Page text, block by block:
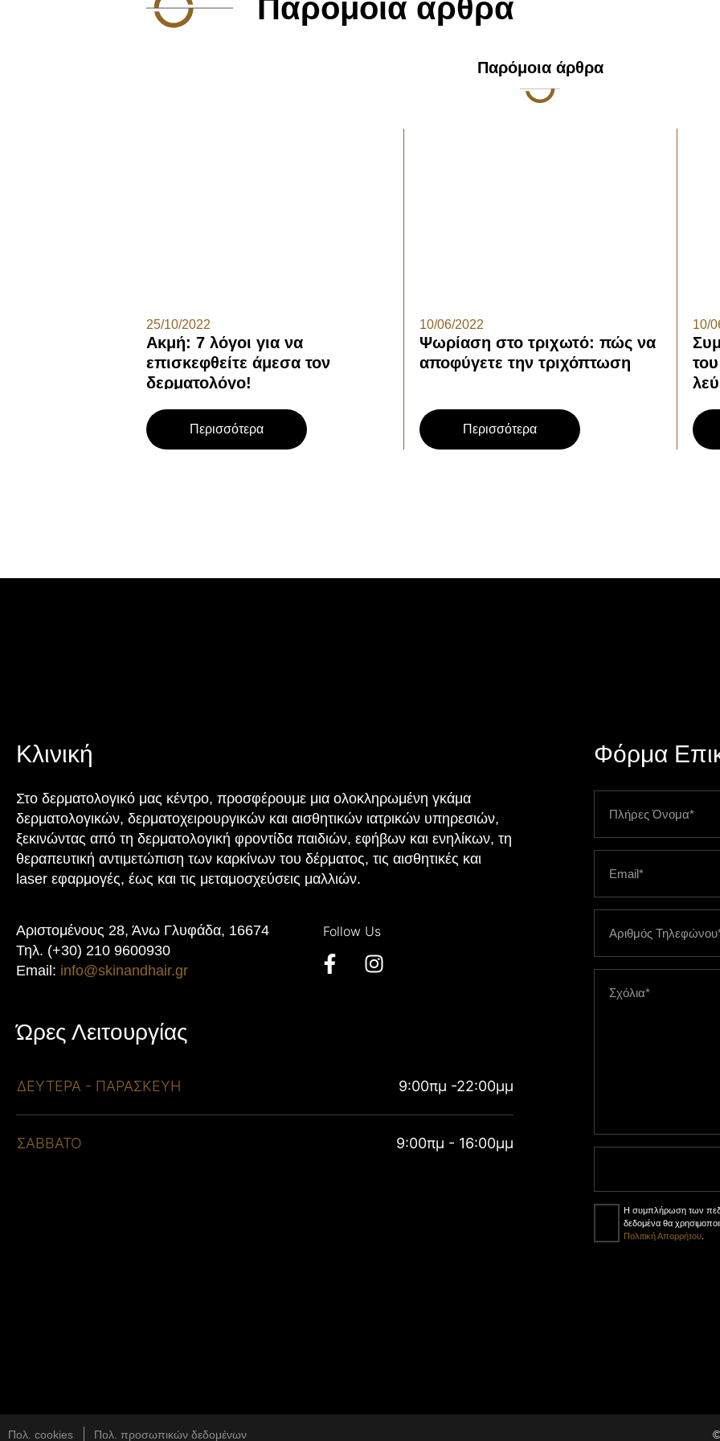
Παρόμοια άρθρα
Παρόμοια άρθρα
Ακμή: 7 λόγοι για να
επισκεφθείτε άμεσα τον
δερματολόγο!
25/10/2022
Περισσότερα
Ψωρίαση στο τριχωτό: πώς να
αποφύγετε την τριχόπτωση
10/06/2022
Περισσότερα
10/
Κλινική
Στο δερματολογικό μας κέντρο, προσφέρουμε μια ολοκληρωμένη γκάμα
δερματολογικών, δερματοχειρουργικών και αισθητικών ιατρικών υπηρεσιών,
ξεκινώντας από τη δερματολογική φροντίδα παιδιών, εφήβων και ενηλίκων, τη
θεραπευτική αντιμετώπιση των καρκίνων του δέρματος, τις αισθητικές και
laser εφαρμογές, έως και τις μεταμοσχεύσεις μαλλιών.
Αριστομένους 28, Άνω Γλυφάδα, 16674
Τηλ. (+30) 210 9600930
Email: info@skinandhair.gr
Ώρες Λειτουργίας
ΔΕΥΤΕΡΑ - ΠΑΡΑΣΚΕΥΗ 9:00πμ -22:00μμ
ΣΑΒΒΑΤΟ 9:00πμ - 16:00μμ
Φόρμα
Η συμπλήρωση των
δεδομένα θα
Πολιτική Απορρήτου
Πολ. cookies Πολ. προσωπικών δεδομένων